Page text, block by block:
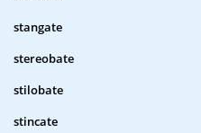
stangate
stereobate
stilobate
stincate